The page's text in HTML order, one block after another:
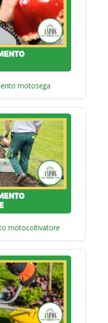
motosega
motocoltivatore